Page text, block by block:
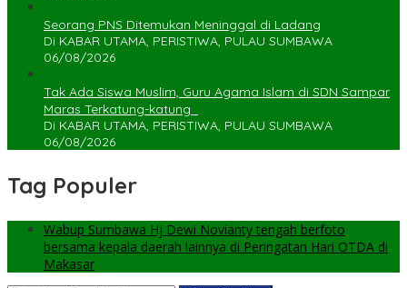
Seorang PNS Ditemukan Meninggal di Ladang
Di KABAR UTAMA, PERISTIWA, PULAU SUMBAWA
06/08/2026
Tak Ada Siswa Muslim, Guru Agama Islam di SDN Sampar
Maras Terkatung-katung ‎
Di KABAR UTAMA, PERISTIWA, PULAU SUMBAWA
06/08/2026
Tag Populer
Wabup Sumbawa Hj Dewi Novianty tengah berfoto
bersama kepala daerah lainnya di Peringatan Hari OTDA di
Makasar